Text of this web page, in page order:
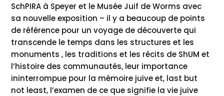
SchPIRA à Speyer et le Musée Juif de Worms avec
sa nouvelle exposition – il y a beaucoup de points
de référence pour un voyage de découverte qui
transcende le temps dans les structures et les
monuments , les traditions et les récits de ShUM et
l’histoire des communautés, leur importance
ininterrompue pour la mémoire juive et, last but
not least, l’examen de ce que signifie la vie juive